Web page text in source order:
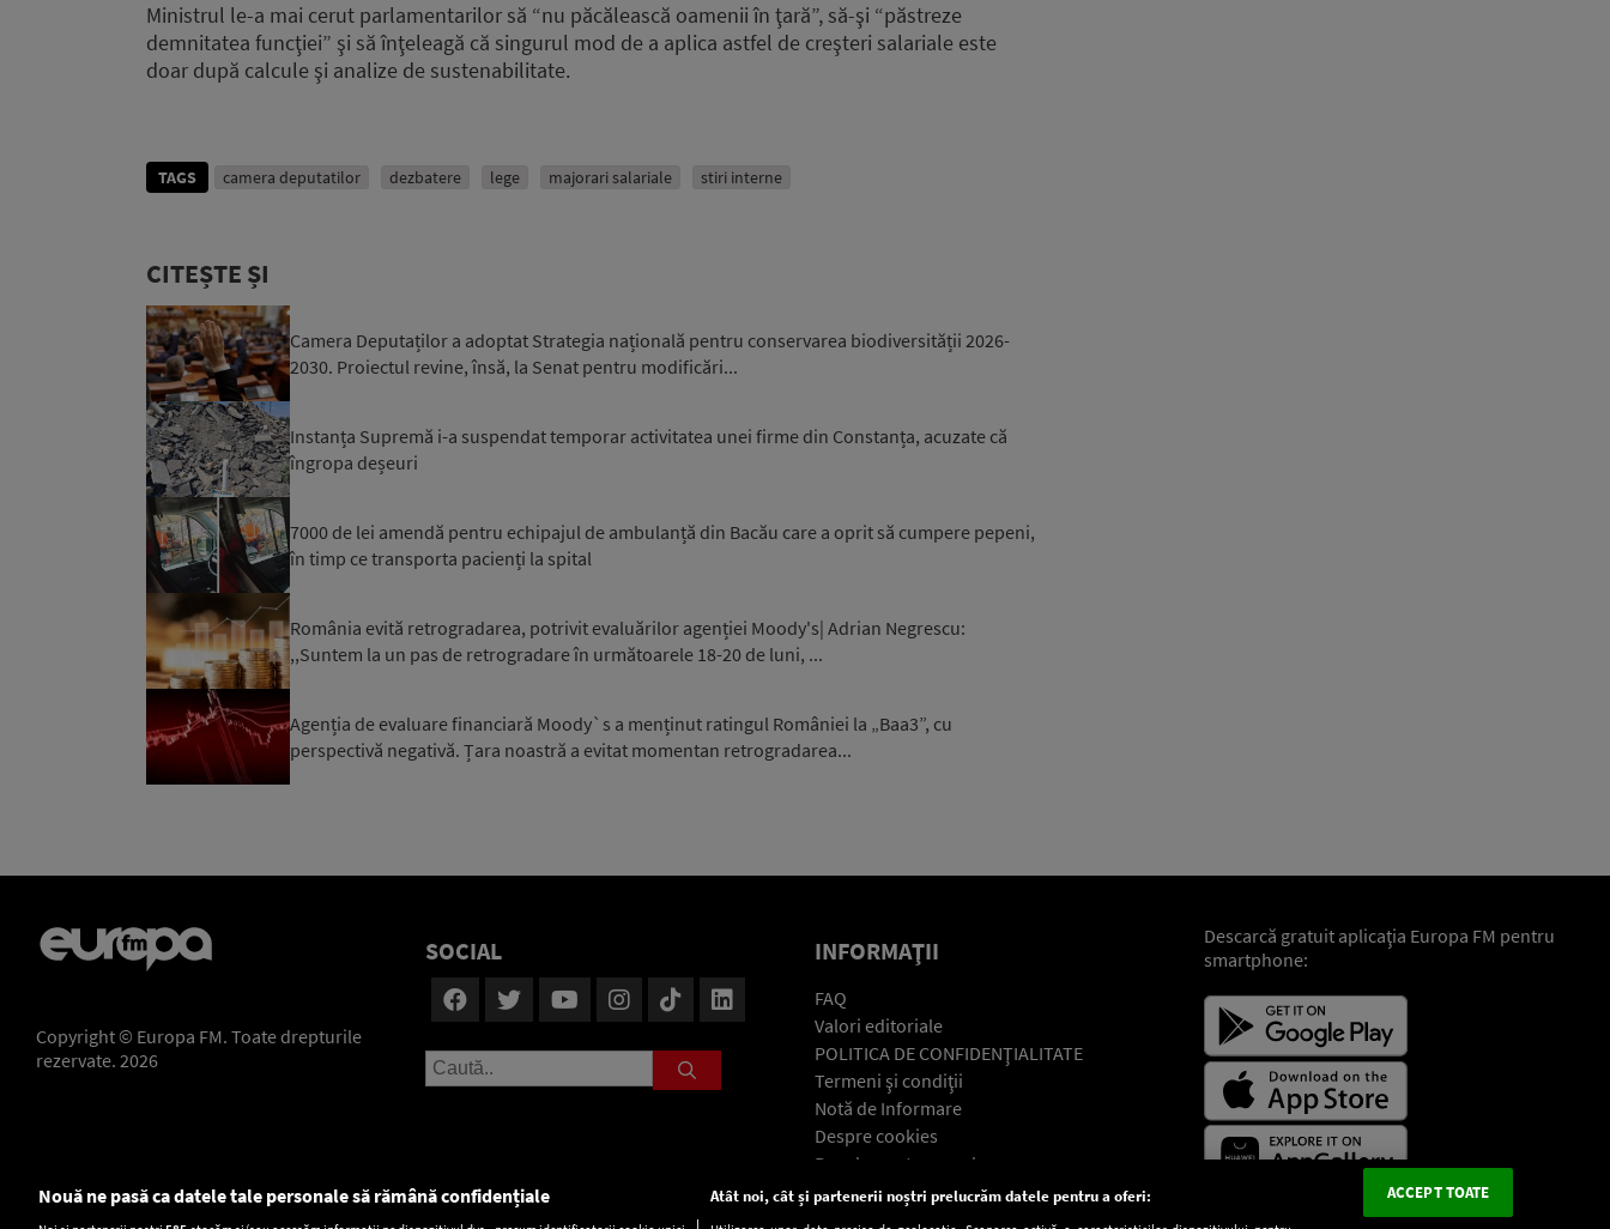
Ministrul le-a mai cerut parlamentarilor să “nu păcălească oamenii în ţară”, să-şi “păstreze
demnitatea funcţiei” şi să înţeleagă că singurul mod de a aplica astfel de creşteri salariale este
doar după calcule şi analize de sustenabilitate.
TAGS camera deputatilor dezbatere lege majorari salariale stiri interne
CITEȘTE ȘI
Camera Deputaților a adoptat Strategia națională pentru conservarea biodiversității 2026-
2030. Proiectul revine, însă, la Senat pentru modificări...
Instanța Supremă i-a suspendat temporar activitatea unei firme din Constanța, acuzate că
îngropa deșeuri
7000 de lei amendă pentru echipajul de ambulanță din Bacău care a oprit să cumpere pepeni,
în timp ce transporta pacienți la spital
România evită retrogradarea, potrivit evaluărilor agenției Moody's| Adrian Negrescu:
,,Suntem la un pas de retrogradare în următoarele 18-20 de luni, ...
Agenția de evaluare financiară Moody`s a menținut ratingul României la „Baa3”, cu
perspectivă negativă. Țara noastră a evitat momentan retrogradarea...
Copyright © Europa FM. Toate drepturile
rezervate. 2026
SOCIAL INFORMAŢII
FAQ
Valori editoriale
POLITICA DE CONFIDENŢIALITATE
Termeni şi condiţii
Notă de Informare
Despre cookies
Regulament general
GDPR
Descarcă gratuit aplicaţia Europa FM pentru
smartphone:
Nouă ne pasă ca datele tale personale să rămână confidențiale Atât noi, cât și partenerii noștri prelucrăm datele pentru a oferi: ACCEPT TOATE